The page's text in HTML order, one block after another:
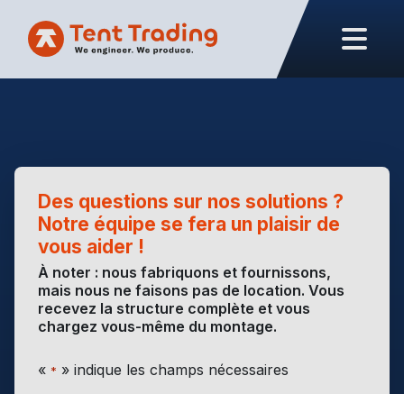
Des questions sur nos solutions ?
Notre équipe se fera un plaisir de
vous aider !
À noter : nous fabriquons et fournissons,
mais nous ne faisons pas de location. Vous
recevez la structure complète et vous
chargez vous-même du montage.
« * » indique les champs nécessaires